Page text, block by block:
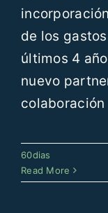
de los
últimos 4
nuevo
colaboración
60dias
Read More
Nuevo